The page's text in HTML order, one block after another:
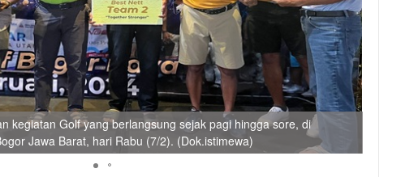
kegiatan Golf yang berlangsung sejak pagi hingga sore, di
Jawa Barat, hari Rabu (7/2). (Dok.istimewa)